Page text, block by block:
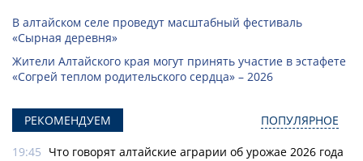
В алтайском селе проведут масштабный фестиваль
«Сырная деревня»
Жители Алтайского края могут принять участие в эстафете
«Согрей теплом родительского сердца» – 2026
РЕКОМЕНДУЕМ ПОПУЛЯРНОЕ
19:45 Что говорят алтайские аграрии об урожае 2026 года